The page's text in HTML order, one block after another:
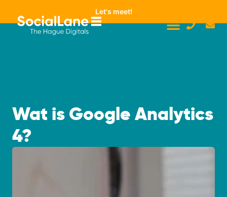
Let's meet!
Wat is Google Analytics
4?